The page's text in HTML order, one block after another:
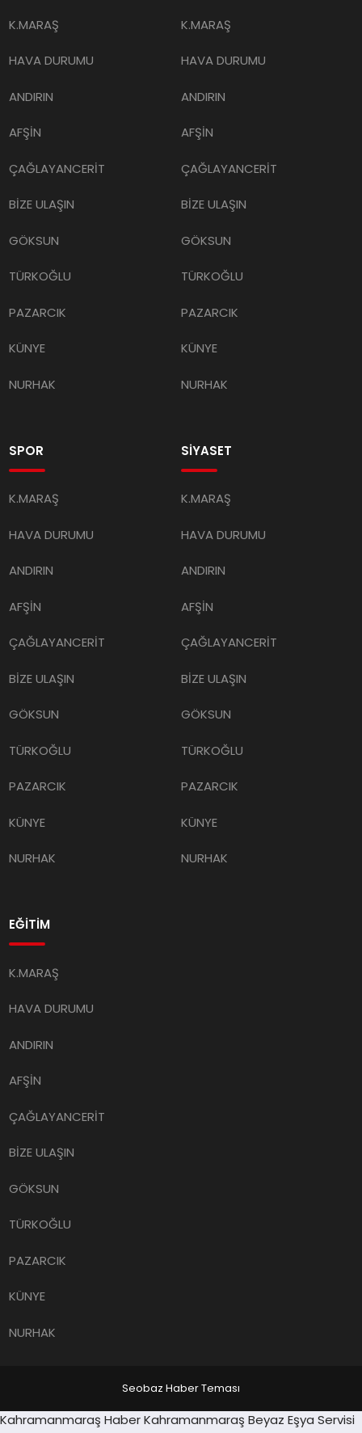
K.MARAŞ
HAVA DURUMU
ANDIRIN
AFŞİN
ÇAĞLAYANCERİT
BİZE ULAŞIN
GÖKSUN
TÜRKOĞLU
PAZARCIK
KÜNYE
NURHAK
K.MARAŞ
HAVA DURUMU
ANDIRIN
AFŞİN
ÇAĞLAYANCERİT
BİZE ULAŞIN
GÖKSUN
TÜRKOĞLU
PAZARCIK
KÜNYE
NURHAK
SPOR
K.MARAŞ
HAVA DURUMU
ANDIRIN
AFŞİN
ÇAĞLAYANCERİT
BİZE ULAŞIN
GÖKSUN
TÜRKOĞLU
PAZARCIK
KÜNYE
NURHAK
SİYASET
K.MARAŞ
HAVA DURUMU
ANDIRIN
AFŞİN
ÇAĞLAYANCERİT
BİZE ULAŞIN
GÖKSUN
TÜRKOĞLU
PAZARCIK
KÜNYE
NURHAK
EĞİTİM
K.MARAŞ
HAVA DURUMU
ANDIRIN
AFŞİN
ÇAĞLAYANCERİT
BİZE ULAŞIN
GÖKSUN
TÜRKOĞLU
PAZARCIK
KÜNYE
NURHAK
Seobaz Haber Teması
Sancaktepe
Kahramanmaraş HaberKahramanmaraş Beyaz Eşya Servisi